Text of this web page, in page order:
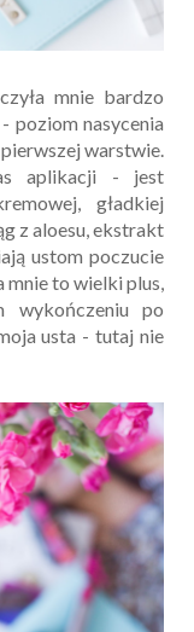
mnie bardzo
poziom nasycenia
warstwie.
aplikacji - jest
gładkiej
z aloesu, ekstrakt
ustom poczucie
to wielki plus,
wykończeniu po
usta - tutaj nie